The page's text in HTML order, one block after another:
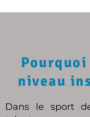
niveau
Dans le sport